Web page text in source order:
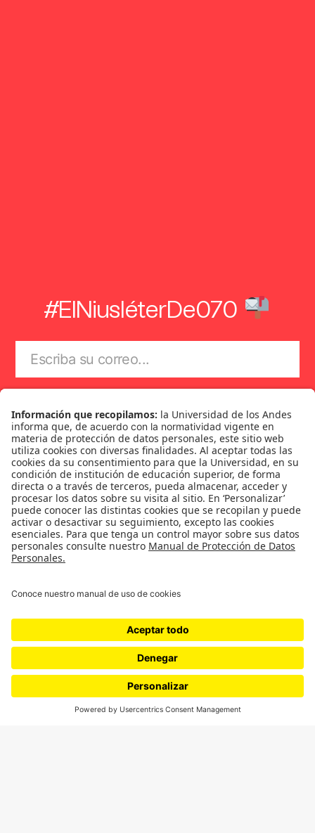
#ElNiusléterDe070
Suscríbase
Política
Cultura
Medios y periodismo
Ciudad
Movilización social